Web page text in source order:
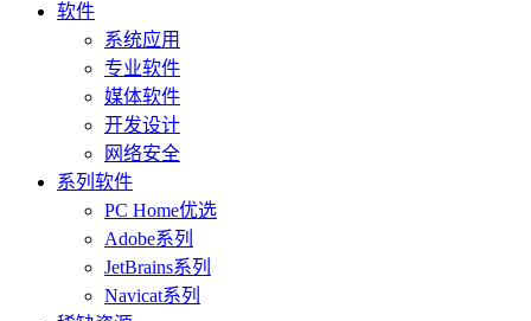
软件
系统应用
专业软件
媒体软件
开发设计
网络安全
系列软件
PC Home优选
Adobe系列
JetBrains系列
Navicat系列